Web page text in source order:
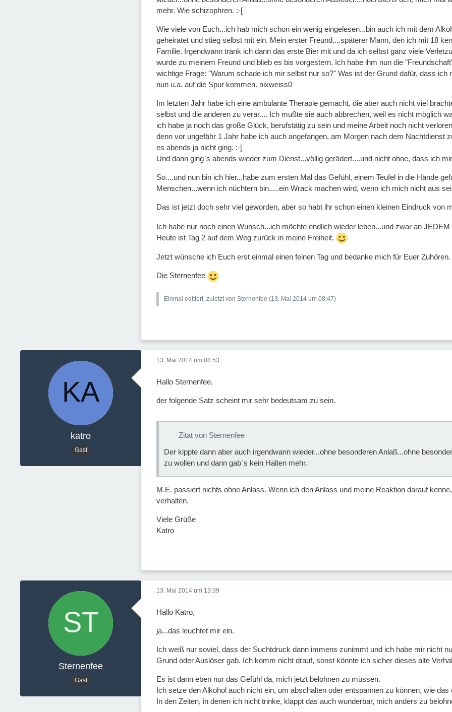
mehr. Wie schizophren. :-[
Wie viele von Euch...ich hab mich schon ein wenig eingelesen...bin auch ich mit dem
geheiratet und stieg selbst mit ein. Mein erster Freund....späterer Mann, den ich mit 18
Familie. Irgendwann trank ich dann das erste Bier mit und da ich selbst ganz viele
wurde zu meinem Freund und blieb es bis vorgestern. Ich habe ihm nun die
wichtige Frage: "Warum schade ich mir selbst nur so?" Was ist der Grund dafür, dass
nun u.a. auf die Spur kommen. nixweiss0
Im letzten Jahr habe ich eine ambulante Therapie gemacht, die aber auch nicht viel
selbst und die anderen zu verar.... Ich mußte sie auch abbrechen, weil es nicht möglich
ich habe ja noch das große Glück, berufstätig zu sein und meine Arbeit noch nicht
denn vor ungefähr 1 Jahr habe ich auch angefangen, am Morgen nach dem Nachtdienst
es abends ja nicht ging. :-[
Und dann ging`s abends wieder zum Dienst...völlig gerädert....und nicht ohne, dass ich
So....und nun bin ich hier...habe zum ersten Mal das Gefühl, einem Teufel in die Hände
Menschen...wenn ich nüchtern bin.....ein Wrack machen wird, wenn ich mich nicht aus
Das ist jetzt doch sehr viel geworden, aber so habt ihr schon einen kleinen Eindruck von
Ich habe nur noch einen Wunsch...ich möchte endlich wieder leben...und zwar an JEDEM
Heute ist Tag 2 auf dem Weg zurück in meine Freiheit.
Jetzt wünsche ich Euch erst einmal einen feinen Tag und bedanke mich für Euer Zuhören.
Die Sternenfee
Einmal editiert, zuletzt von Sternenfee (13. Mai 2014 um 08:47)
katro
Gast
13. Mai 2014 um 08:53
Hallo Sternenfee,
der folgende Satz scheint mir sehr bedeutsam zu sein.
Zitat von Sternenfee
Der kippte dann aber auch irgendwann wieder...ohne besonderen Anlaß...ohne
zu wollen und dann gab`s kein Halten mehr.
M.E. passiert nichts ohne Anlass. Wenn ich den Anlass und meine Reaktion darauf
verhalten.
Viele Grüße
Katro
Sternenfee
Gast
13. Mai 2014 um 13:39
Hallo Katro,
ja...das leuchtet mir ein.
Ich weiß nur soviel, dass der Suchtdruck dann immens zunimmt und ich habe mir nicht
Grund oder Auslöser gab. Ich komm nicht drauf, sonst könnte ich sicher dieses alte
Es ist dann eben nur das Gefühl da, mich jetzt belohnen zu müssen.
Ich setze den Alkohol auch nicht ein, um abschalten oder entspannen zu können, wie das
In den Zeiten, in denen ich nicht trinke, klappt das auch wunderbar, mich anders zu